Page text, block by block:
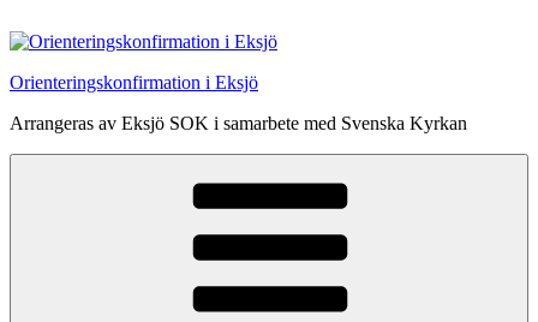
till
Orienteringskonfirmation i Eksjö
Arrangeras av Eksjö SOK i samarbete med Svenska Kyrkan